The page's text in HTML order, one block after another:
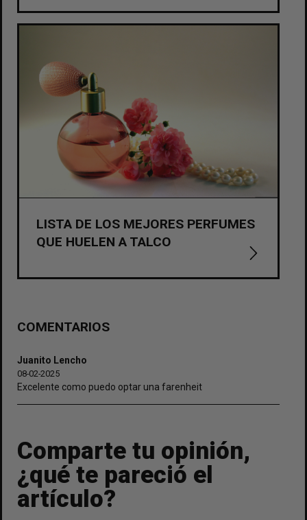
LISTA DE LOS MEJORES PERFUMES
QUE HUELEN A TALCO
COMENTARIOS
Juanito Lencho
08-02-2025
Excelente como puedo optar una farenheit
Comparte tu opinión,
¿qué te pareció el
artículo?